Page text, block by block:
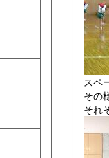
スペ
その
それ